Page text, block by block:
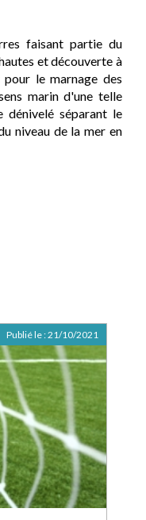
faisant partie du
et découverte à
le marnage des
marin d'une telle
dénivelé séparant le
niveau de la mer en
Publié le :21/10/2021